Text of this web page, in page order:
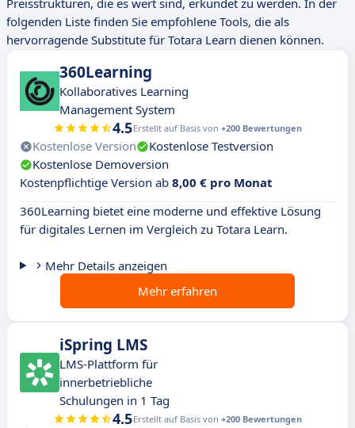
Preisstrukturen, die es wert sind, erkundet zu werden. In der
folgenden Liste finden Sie empfohlene Tools, die als
hervorragende Substitute für Totara Learn dienen können.
360Learning
Kollaboratives Learning
Management System
4.5Erstellt auf Basis von +200 Bewertungen
Kostenlose Version
Kostenlose Testversion
Kostenlose Demoversion
Kostenpflichtige Version ab 8,00 € pro Monat
360Learning bietet eine moderne und effektive Lösung
für digitales Lernen im Vergleich zu Totara Learn.
Mehr Details anzeigen
Mehr erfahren
iSpring LMS
LMS-Plattform für
innerbetriebliche
Schulungen in 1 Tag
4.5Erstellt auf Basis von +200 Bewertungen